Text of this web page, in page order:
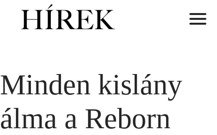
Minden kislány
álma a Reborn